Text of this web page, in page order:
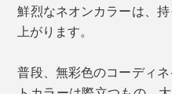
ーの“透け感”が気になる
すすめです！
鮮烈なネオンカラーは、
上がります。
普段、無彩色のコーディ